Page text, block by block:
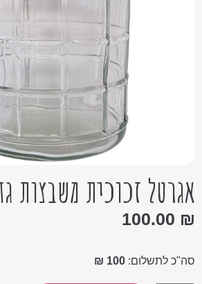
אגרטל זכוכית משבצות
100.00 ₪
סה"כ לתשלום: 100 ₪